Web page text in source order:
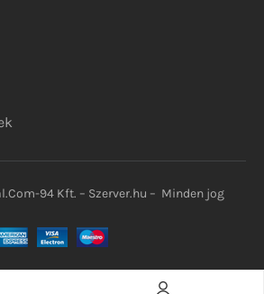
94 Kft. – Szerver.hu – Minden jog